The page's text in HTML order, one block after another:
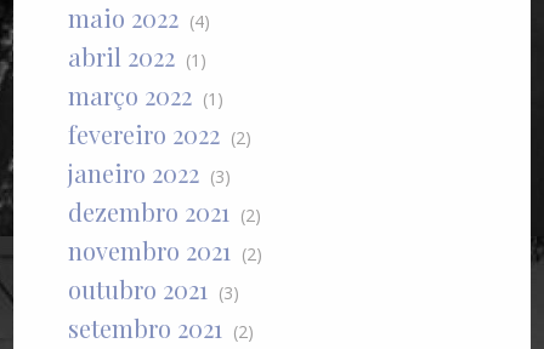
maio 2022 (4)
abril 2022 (1)
março 2022 (1)
fevereiro 2022 (2)
janeiro 2022 (3)
dezembro 2021 (2)
novembro 2021 (2)
outubro 2021 (3)
setembro 2021 (2)